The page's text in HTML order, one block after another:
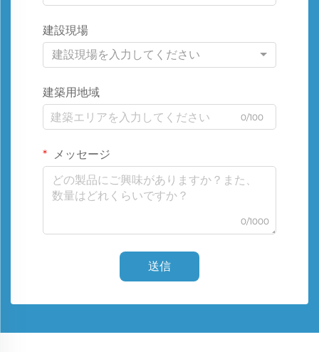
建設現場
建設現場を入力してください
建築用地域
0/100
メッセージ
0/1000
送信